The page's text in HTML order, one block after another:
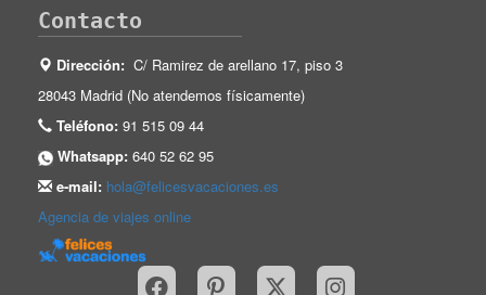
Contacto
Dirección: C/ Ramirez de arellano 17, piso 3
28043 Madrid (No atendemos físicamente)
Teléfono: 91 515 09 44
Whatsapp: 640 52 62 95
e-mail: hola@felicesvacaciones.es
Agencia de viajes online